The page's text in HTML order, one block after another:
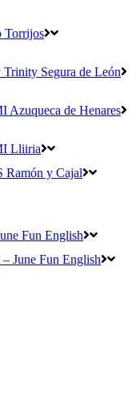
Torrijos
Segura de León
Azuqueca de Henares
Lliiria
Ramón y Cajal
Fun English
June Fun English